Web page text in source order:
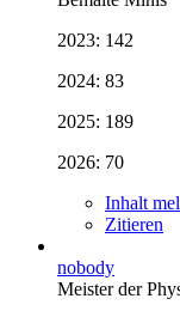
2023: 142
2024: 83
2025: 189
2026: 70
Inhalt
Zitieren
nobody
Meister der